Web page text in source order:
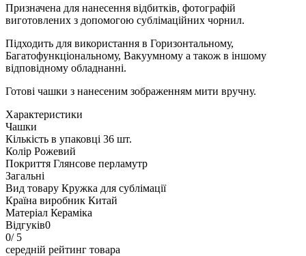
Призначена для нанесення відбитків, фотографій
виготовлених з допомогою сублімаційних чорнил.
Підходить для використання в Горизонтальному,
Багатофункціональному, Вакуумному а також в іншому
відповідному обладнанні.
Готові чашки з нанесеним зображенням мити вручну.
Характеристики
Чашки
Кількість в упаковці 36 шт.
Колір Рожевий
Покриття Глянсове перламутр
Загальні
Вид товару Кружка для сублімації
Країна виробник Китай
Матеріал Кераміка
Відгуків0
0/ 5
середній рейтинг товара